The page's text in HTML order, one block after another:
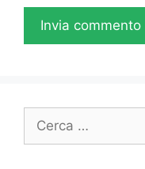
Ricerca